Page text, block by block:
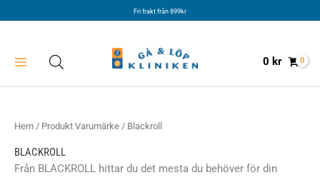
Fri frakt från 899kr
0 kr
Hem / Produkt Varumärke / Blackroll
BLACKROLL
Från BLACKROLL hittar du det mesta du behöver för din